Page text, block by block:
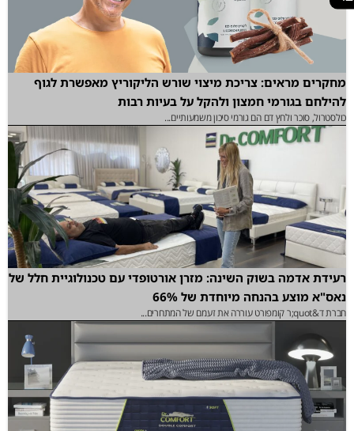
מחקרים מראים: צריכת מיצוי שורש הליקוריץ מאפשרת לגוף
להילחם בגורמי חמצון ולהקל על בעיות רבות
כולסטרול, סוכר ולחץ דם הם גורמי סיכון משמעותיים...
רעידת אדמה בשוק השינה: מזרן אורטופדי עם טכנולוגיית חלל של
נאס"א מוצע בהנחה מיוחדת של 66%
חברת ד&quot;ר קומפורט עוררה את זעמם של המתחרים...